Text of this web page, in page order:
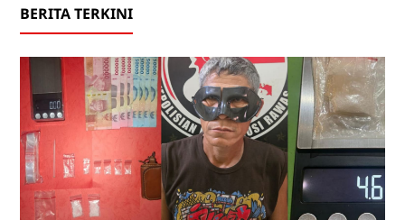
BERITA TERKINI